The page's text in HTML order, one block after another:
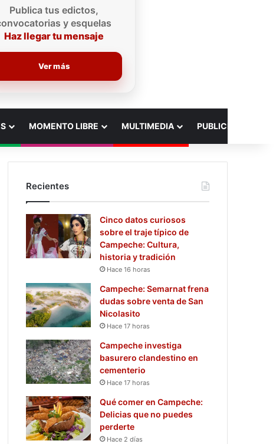
Publica tus edictos,
y esquelas
Haz llegar tu mensaje
Ver más
MOMENTO LIBRE MULTIMEDIA PUBLICIDAD
Recientes
Cinco datos curiosos
sobre el traje típico de
Campeche: Cultura,
historia y tradición
Hace 16 horas
Campeche: Semarnat frena
dudas sobre venta de San
Nicolasito
Hace 17 horas
Campeche investiga
basurero clandestino en
cementerio
Hace 17 horas
Qué comer en Campeche:
Delicias que no puedes
perderte
Hace 2 días